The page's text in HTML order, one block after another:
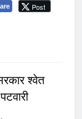
Post
श्वेत